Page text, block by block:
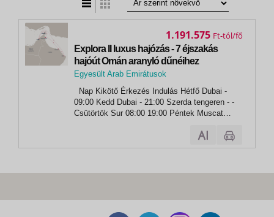
Explora II luxus hajózás - 7 éjszakás
hajóút Omán aranyló dűnéihez
Egyesült Arab Emirátusok
Dubai
09:00 Kedd Dubai - 21:00 Szerda tengeren - -
Csütörtök Sur 08:00 19:00 Péntek Muscat
07:00 -...
1.191.575 Ft